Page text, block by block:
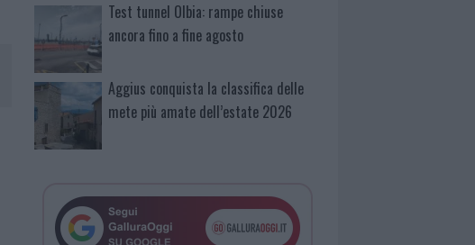
Test tunnel Olbia: rampe chiuse
ancora fino a fine agosto
Aggius conquista la classifica delle
mete più amate dell’estate 2026